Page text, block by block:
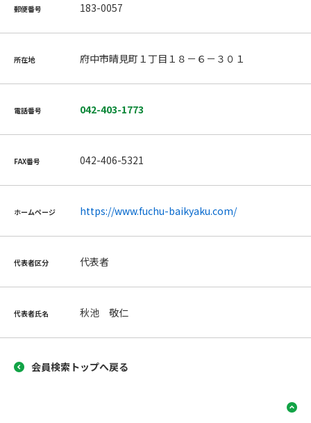
郵便番号 183-0057
所在地 府中市晴見町１丁目１８－６－３０１
電話番号 042-403-1773
FAX番号 042-406-5321
ホームページ https://www.fuchu-baikyaku.com/
代表者区分 代表者
代表者氏名 秋池 敬仁
会員検索トップへ戻る